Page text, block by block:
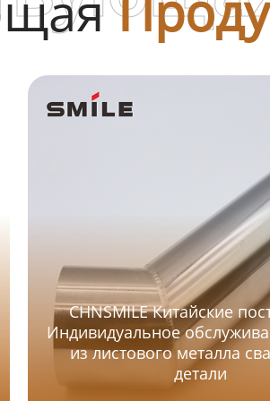
CHNSMILE Китайские
Индивидуальное
из листового металла
детали